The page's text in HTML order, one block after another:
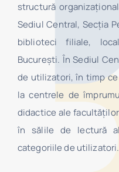
structură
Sediul Central, Secţia
biblioteci filiale,
Bucureşti. În Sediul
de utilizatori, în timp
la centrele de
didactice ale
în sălile de lectură
categoriile de utilizatori.